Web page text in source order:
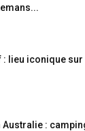
: lieu iconique sur
: